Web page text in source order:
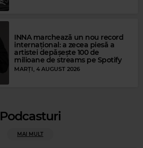
INNA marchează un nou record
internațional: a zecea piesă a
artistei depășește 100 de
milioane de streams pe Spotify
MARȚI, 4 AUGUST 2026
Podcasturi
MAI MULT